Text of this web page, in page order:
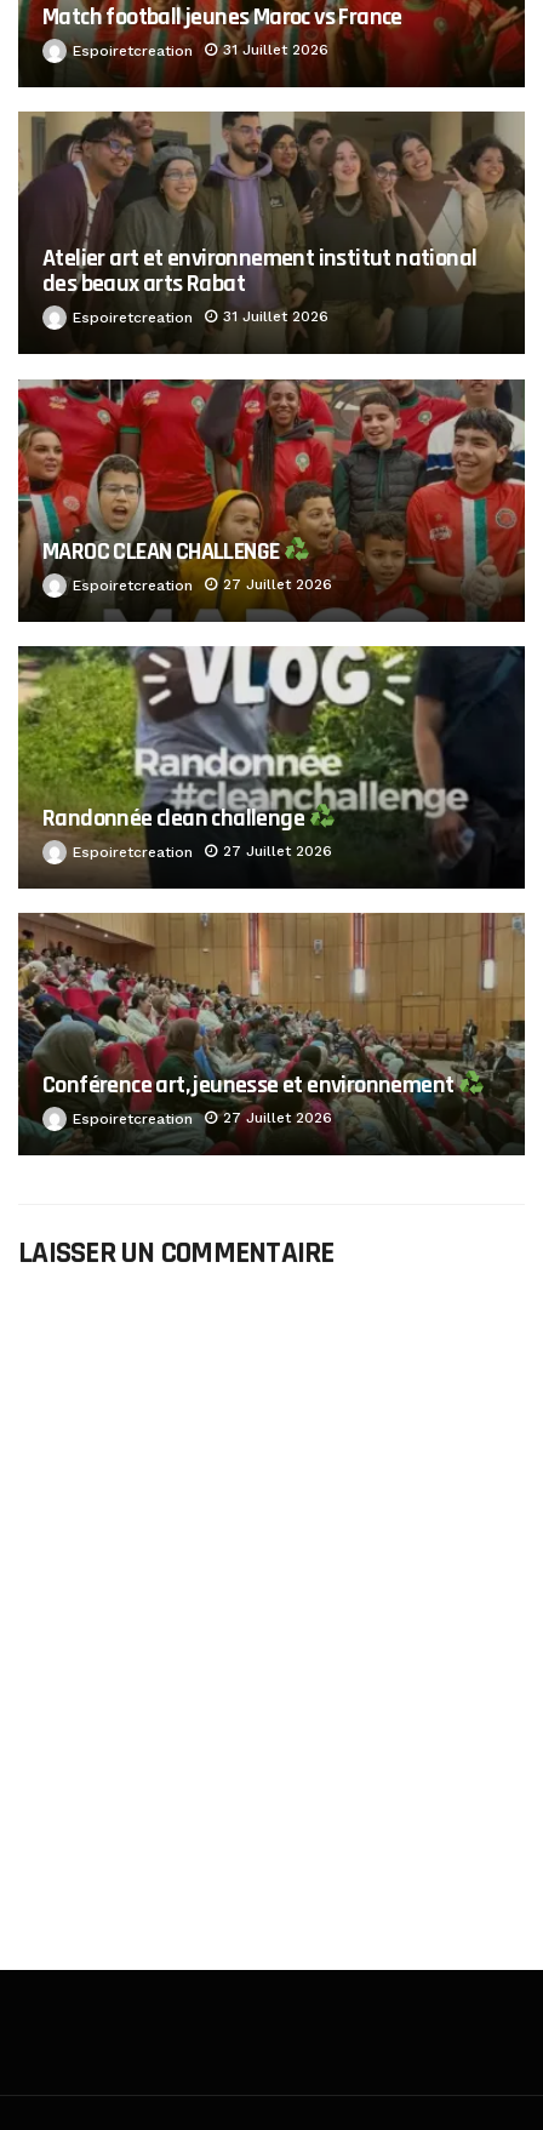
Match football jeunes Maroc vs France
Espoiretcreation 31 Juillet 2026
Atelier art et environnement institut national
des beaux arts Rabat
Espoiretcreation 31 Juillet 2026
MAROC CLEAN CHALLENGE
Espoiretcreation 27 Juillet 2026
Randonnée clean challenge
Espoiretcreation 27 Juillet 2026
Conférence art, jeunesse et environnement
Espoiretcreation 27 Juillet 2026
LAISSER UN COMMENTAIRE